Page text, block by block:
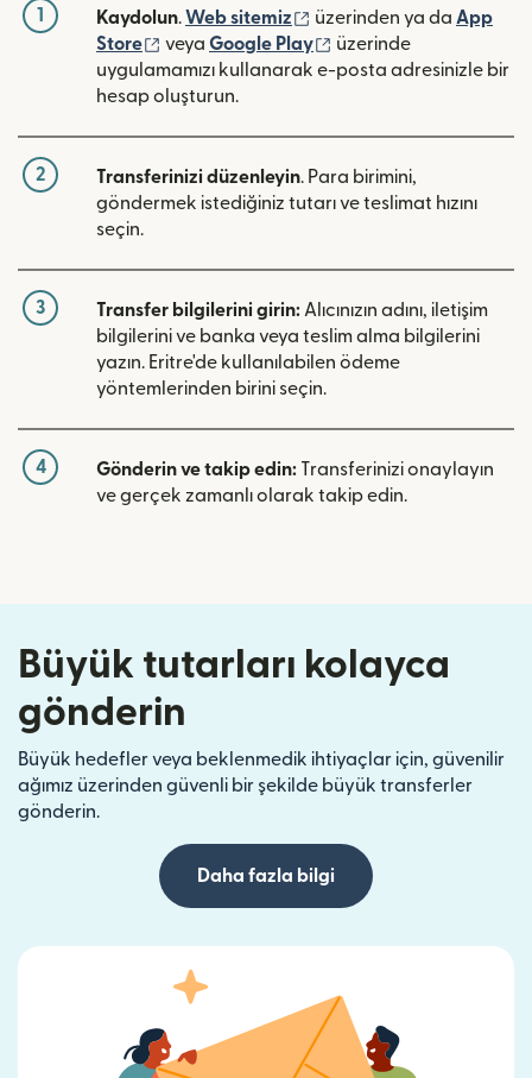
1 Kaydolun.Web sitemiz (yeni pencerede açılır)
üzerinden ya da App
Store
(yeni pencerede açılır)
veya Google Play (yeni pencerede açılır)
üzerinde
uygulamamızı kullanarak e-posta adresinizle bir
hesap oluşturun.
2 Transferinizi düzenleyin. Para birimini,
göndermek istediğiniz tutarı ve teslimat hızını
seçin.
3 Transfer bilgilerini girin: Alıcınızın adını, iletişim
bilgilerini ve banka veya teslim alma bilgilerini
yazın. Eritre'de kullanılabilen ödeme
yöntemlerinden birini seçin.
4 Gönderin ve takip edin: Transferinizi onaylayın
ve gerçek zamanlı olarak takip edin.
Büyük tutarları kolayca
gönderin
Büyük hedefler veya beklenmedik ihtiyaçlar için, güvenilir
ağımız üzerinden güvenli bir şekilde büyük transferler
gönderin.
Daha fazla bilgi